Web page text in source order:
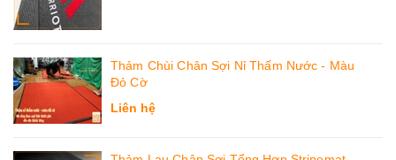
Thảm Chùi Chân Sợi Nỉ Thấm Nước - Màu
Đỏ Cờ
Liên hệ